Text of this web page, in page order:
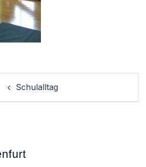
Schulalltag